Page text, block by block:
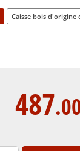
Caisse bois d'origine
487